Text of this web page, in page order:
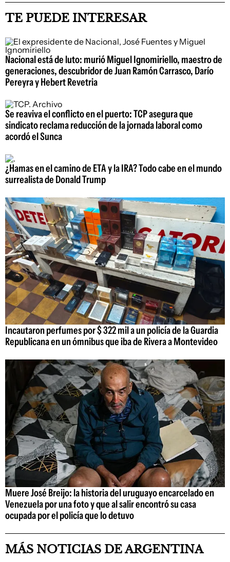
TE PUEDE INTERESAR
Nacional está de luto: murió Miguel Ignomiriello, maestro de
generaciones, descubridor de Juan Ramón Carrasco, Darío
Pereyra y Hebert Revetria
Se reaviva el conflicto en el puerto: TCP asegura que
sindicato reclama reducción de la jornada laboral como
acordó el Sunca
¿Hamas en el camino de ETA y la IRA? Todo cabe en el mundo
surrealista de Donald Trump
Incautaron perfumes por $ 322 mil a un policía de la Guardia
Republicana en un ómnibus que iba de Rivera a Montevideo
Muere José Breijo: la historia del uruguayo encarcelado en
Venezuela por una foto y que al salir encontró su casa
ocupada por el policía que lo detuvo
MÁS NOTICIAS DE ARGENTINA